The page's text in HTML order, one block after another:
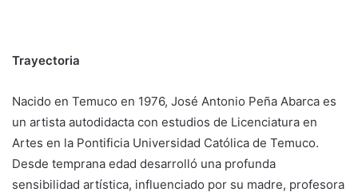
Trayectoria
Nacido en Temuco en 1976, José Antonio Peña Abarca es
un artista autodidacta con estudios de Licenciatura en
Artes en la Pontificia Universidad Católica de Temuco.
Desde temprana edad desarrolló una profunda
sensibilidad artística, influenciado por su madre, profesora